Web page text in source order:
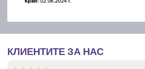
КЛИЕНТИТЕ ЗА НАС